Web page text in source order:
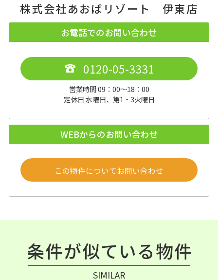
株式会社あおばリゾート 伊東店
お電話でのお問い合わせ
0120-05-3331
営業時間 09：00～18：00
定休日 水曜日、第1・3火曜日
WEBからのお問い合わせ
この物件についてお問い合わせ
条件が似ている物件
SIMILAR